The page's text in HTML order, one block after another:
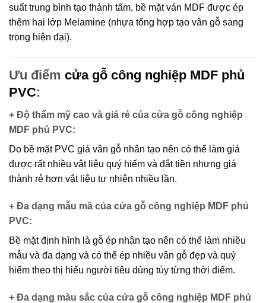
suất trung bình tạo thành tấm, bề mặt ván MDF được ép
thêm hai lớp Melamine (nhựa tổng hợp tạo vân gỗ sang
trọng hiện đại).
Ưu điểm cửa gỗ công nghiệp MDF phủ
PVC:
+ Độ thẩm mỹ cao và giá rẻ của cửa gỗ công nghiệp
MDF phủ PVC:
Do bề mặt PVC giả vân gỗ nhân tạo nên có thể làm giả
được rất nhiều vật liệu quý hiếm và đắt tiền nhưng giá
thành rẻ hơn vật liệu tự nhiên nhiều lần.
+ Đa dạng mẫu mã của cửa gỗ công nghiệp MDF phủ
PVC:
Bề mặt định hình là gỗ ép nhân tạo nên có thể làm nhiều
mẫu và đa dạng và có thể ép nhiều vân gỗ đẹp và quý
hiếm theo thị hiếu người tiêu dùng tùy từng thời điểm.
+ Đa dạng màu sắc của cửa gỗ công nghiệp MDF phủ